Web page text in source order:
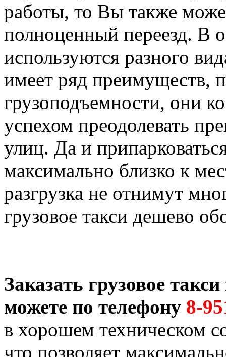
работы, то Вы также
полноценный переезд. В
используются разного
имеет ряд преимуществ,
грузоподъемности, они
успехом преодолевать
улиц. Да и
максимально близко к
разгрузка не отнимут
грузовое такси дешево
Заказать грузовое
можете по телефону 8-
в хорошем техническом
что позволяет